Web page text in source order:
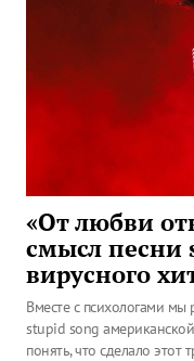
«От любви
смысл песни
вирусного
Вместе с психологами мы
stupid song
понять, что сделало